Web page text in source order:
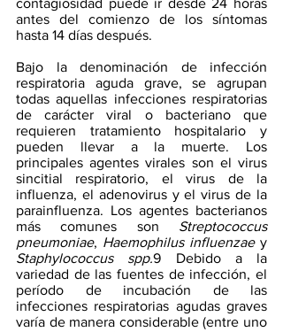
contagiosidad puede ir desde 24 horas
antes del comienzo de los síntomas
hasta 14 días después.
Bajo la denominación de infección
respiratoria aguda grave, se agrupan
todas aquellas infecciones respiratorias
de carácter viral o bacteriano que
requieren tratamiento hospitalario y
pueden llevar a la muerte. Los
principales agentes virales son el virus
sincitial respiratorio, el virus de la
influenza, el adenovirus y el virus de la
parainfluenza. Los agentes bacterianos
más comunes son Streptococcus
pneumoniae, Haemophilus influenzae
Staphylococcus spp.9 Debido a la
variedad de las fuentes de infección, el
período de incubación de las
infecciones respiratorias agudas graves
varía de manera considerable (entre uno